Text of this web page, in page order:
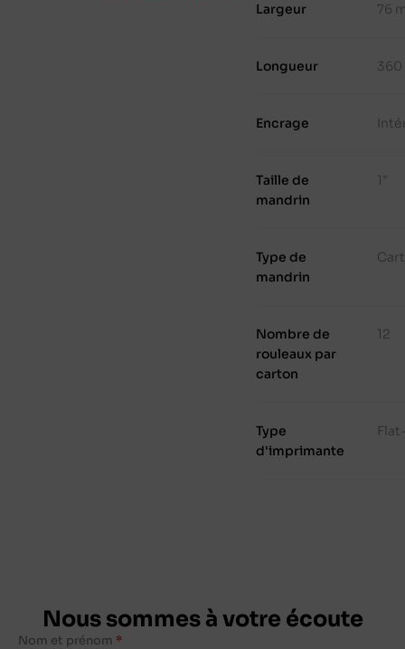
Largeur 76
Longueur 360
Encrage
Taille de
mandrin
1"
Type de
mandrin
Nombre de
rouleaux par
carton
12
Type
d'imprimante
Nous sommes à votre écoute
Nom et prénom